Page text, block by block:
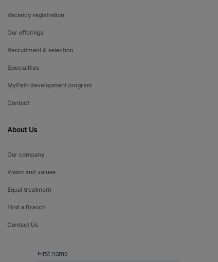
Vacancy registration
Our offerings
Recruitment & selection
Specialities
MyPath development program
Contact
About Us
Our company
Vision and values
Equal treatment
Find a Branch
Contact Us